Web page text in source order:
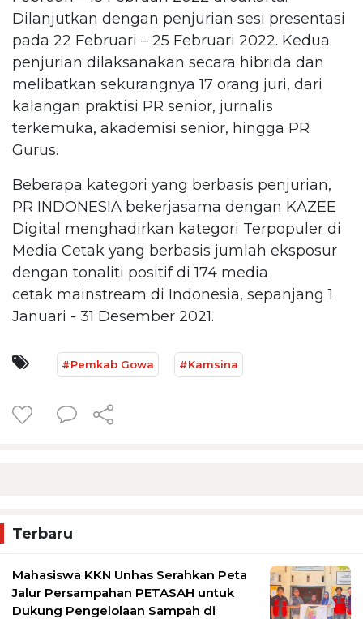
Dilanjutkan dengan penjurian sesi presentasi
pada 22 Februari – 25 Februari 2022. Kedua
penjurian dilaksanakan secara hibrida dan
melibatkan sekurangnya 17 orang juri, dari
kalangan praktisi PR senior, jurnalis
terkemuka, akademisi senior, hingga PR
Gurus.
Beberapa kategori yang berbasis penjurian,
PR INDONESIA bekerjasama dengan KAZEE
Digital menghadirkan kategori Terpopuler di
Media Cetak yang berbasis jumlah eksposur
dengan tonaliti positif di 174 media
cetak mainstream di Indonesia, sepanjang 1
Januari - 31 Desember 2021.
#Pemkab Gowa #Kamsina
Terbaru
Mahasiswa KKN Unhas Serahkan Peta
Jalur Persampahan PETASAH untuk
Dukung Pengelolaan Sampah di